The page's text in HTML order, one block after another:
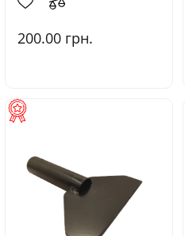
200.00 грн.